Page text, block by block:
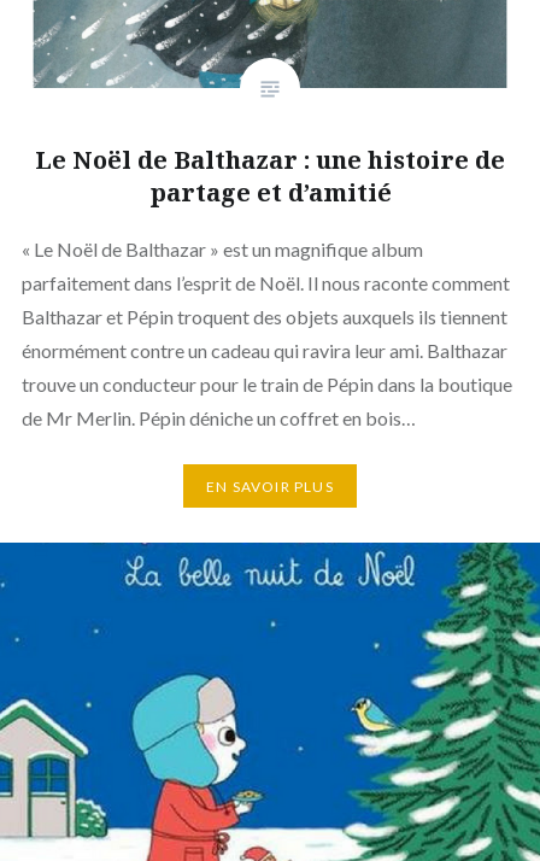
Le Noël de Balthazar : une histoire de
partage et d’amitié
« Le Noël de Balthazar » est un magnifique album
parfaitement dans l’esprit de Noël. Il nous raconte comment
Balthazar et Pépin troquent des objets auxquels ils tiennent
énormément contre un cadeau qui ravira leur ami. Balthazar
trouve un conducteur pour le train de Pépin dans la boutique
de Mr Merlin. Pépin déniche un coffret en bois…
EN SAVOIR PLUS